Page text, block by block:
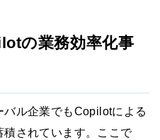
の業務効率化事
バル企業でもCopilotによる
されています。ここで